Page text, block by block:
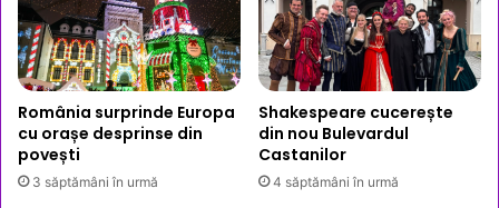
România surprinde Europa
cu orașe desprinse din
povești
3 săptămâni în urmă
Shakespeare cucerește
din nou Bulevardul
Castanilor
4 săptămâni în urmă